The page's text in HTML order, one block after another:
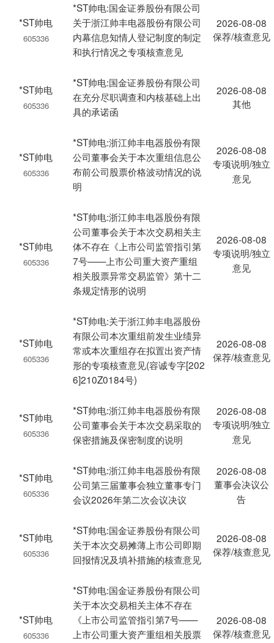
*ST帅电
605336
*ST帅电:国金证券股份有限公司
关于浙江帅丰电器股份有限公司
内幕信息知情人登记制度的制定
和执行情况之专项核查意见
2026-08-08
保荐/核查意见
*ST帅电
605336
*ST帅电:国金证券股份有限公司
在充分尽职调查和内核基础上出
具的承诺函
2026-08-08
其他
*ST帅电
605336
*ST帅电:浙江帅丰电器股份有限
公司董事会关于本次重组信息公
布前公司股票价格波动情况的说
明
2026-08-08
专项说明/独立
意见
*ST帅电
605336
*ST帅电:浙江帅丰电器股份有限
公司董事会关于本次交易相关主
体不存在《上市公司监管指引第
7号——上市公司重大资产重组
相关股票异常交易监管》第十二
条规定情形的说明
2026-08-08
专项说明/独立
意见
*ST帅电
605336
*ST帅电:关于浙江帅丰电器股份
有限公司本次重组前发生业绩异
常或本次重组存在拟置出资产情
形的专项核查意见(容诚专字[202
6]210Z0184号)
2026-08-08
保荐/核查意见
*ST帅电
605336
*ST帅电:浙江帅丰电器股份有限
公司董事会关于本次交易采取的
保密措施及保密制度的说明
2026-08-08
专项说明/独立
意见
*ST帅电
605336
*ST帅电:浙江帅丰电器股份有限
公司第三届董事会独立董事专门
会议2026年第二次会议决议
2026-08-08
董事会决议公
告
*ST帅电
605336
*ST帅电:国金证券股份有限公司
关于本次交易摊薄上市公司即期
回报情况及填补措施的核查意见
2026-08-08
保荐/核查意见
*ST帅电
605336
*ST帅电:国金证券股份有限公司
关于本次交易相关主体不存在
《上市公司监管指引第7号——
上市公司重大资产重组相关股票
2026-08-08
保荐/核查意见